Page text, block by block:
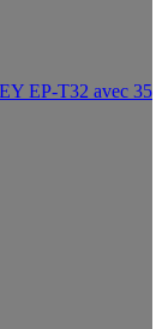
EP-T32 avec 35